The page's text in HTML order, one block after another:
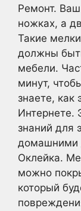
Ремонт.
ножках, а
Такие
должны
мебели.
минут,
знаете, как
Интернете.
знаний для
домашними
Оклейка.
можно
который